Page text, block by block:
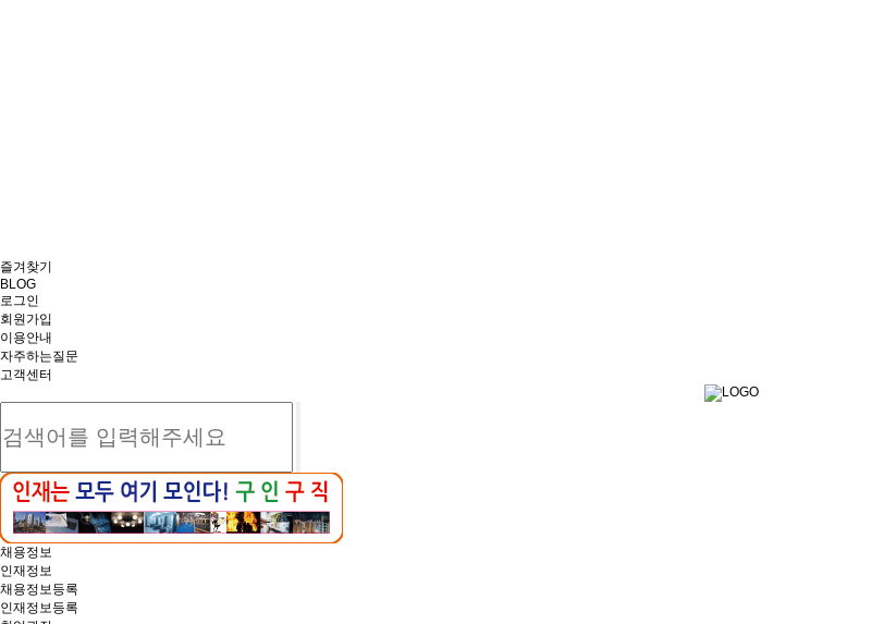
즐겨찾기
BLOG
로그인
회원가입
이용안내
자주하는질문
고객센터
채용정보
인재정보
채용정보등록
인재정보등록